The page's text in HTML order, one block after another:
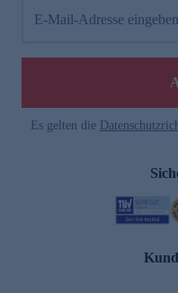
E-Mail-Adresse eingeben
Es gelten die